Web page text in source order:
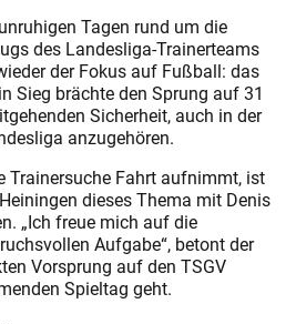
Tagen rund um die
des Landesliga-Trainerteams
der Fokus auf Fußball: das
Sieg brächte den Sprung auf 31
Sicherheit, auch in der
anzugehören.
Trainersuche Fahrt aufnimmt, ist
dieses Thema mit Denis
„Ich freue mich auf die
Aufgabe“, betont der
Vorsprung auf den TSGV
Spieltag geht.